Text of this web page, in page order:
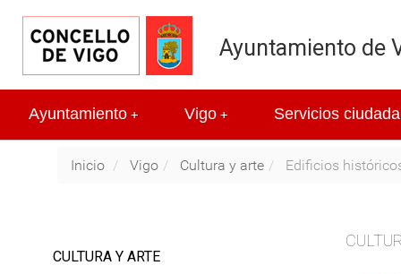
Ayuntamiento de
+
Ayuntamiento +
Vigo Servicios
Inicio Vigo Cultura y arte Edificios
CULTURA Y ARTE